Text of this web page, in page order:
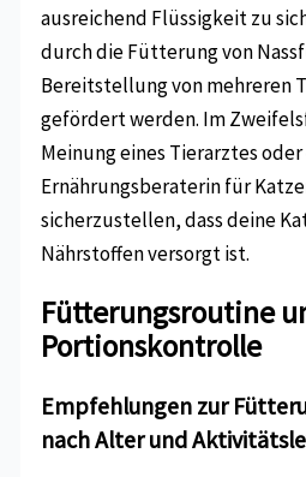
ausreichend Flüssigkeit zu
durch die Fütterung von
Bereitstellung von mehreren
gefördert werden. Im
Meinung eines Tierarztes
Ernährungsberaterin für
sicherzustellen, dass deine
Nährstoffen versorgt ist.
Fütterungsroutine
Portionskontrolle
Empfehlungen zur
nach Alter und